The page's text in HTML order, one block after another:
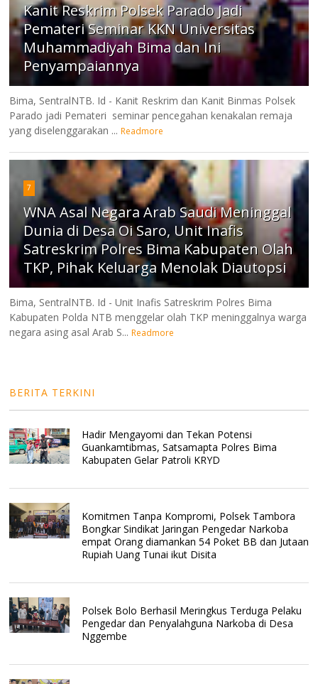
Kanit Reskrim Polsek Parado Jadi
Pemateri Seminar KKN Universitas
Muhammadiyah Bima dan Ini
Penyampaiannya
Bima, SentralNTB. Id - Kanit Reskrim dan Kanit Binmas Polsek
Parado jadi Pemateri seminar pencegahan kenakalan remaja
yang diselenggarakan ... Readmore
7
WNA Asal Negara Arab Saudi Meninggal
Dunia di Desa Oi Saro, Unit Inafis
Satreskrim Polres Bima Kabupaten Olah
TKP, Pihak Keluarga Menolak Diautopsi
Bima, SentralNTB. Id - Unit Inafis Satreskrim Polres Bima
Kabupaten Polda NTB menggelar olah TKP meninggalnya warga
negara asing asal Arab S... Readmore
BERITA TERKINI
Hadir Mengayomi dan Tekan Potensi
Guankamtibmas, Satsamapta Polres Bima
Kabupaten Gelar Patroli KRYD
Komitmen Tanpa Kompromi, Polsek Tambora
Bongkar Sindikat Jaringan Pengedar Narkoba
empat Orang diamankan 54 Poket BB dan Jutaan
Rupiah Uang Tunai ikut Disita
Polsek Bolo Berhasil Meringkus Terduga Pelaku
Pengedar dan Penyalahguna Narkoba di Desa
Nggembe